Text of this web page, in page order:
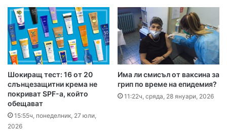
Шокиращ тест: 16 от 20
слънцезащитни крема не
покриват SPF-а, който
обещават
15:55ч, понеделник, 27 юли,
2026
Има ли смисъл от ваксина за
грип по време на епидемия?
11:22ч, сряда, 28 януари, 2026